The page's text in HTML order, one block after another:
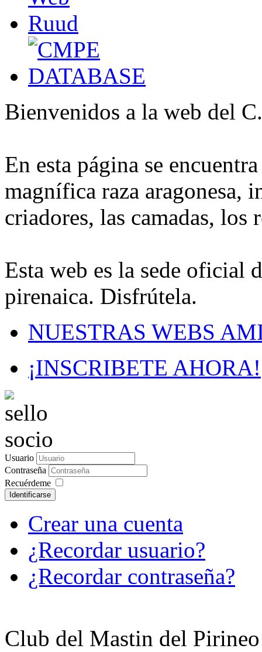
Bienvenidos a la web del
En esta página se
magnífica raza aragonesa,
criadores, las camadas, los
Esta web es la sede oficial
pirenaica. Disfrútela.
NUESTRAS WEBS
¡INSCRIBETE AHORA!
Usuario
Contraseña
Recuérdeme
Identificarse
Crear una cuenta
¿Recordar usuario?
¿Recordar contraseña?
Club del Mastin del